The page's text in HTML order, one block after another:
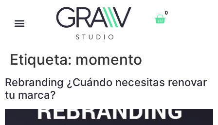
0
Etiqueta: momento
Rebranding ¿Cuándo necesitas renovar
tu marca?